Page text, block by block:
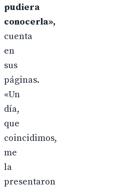
pudiera
conocerla»,
cuenta
en
sus
páginas.
«Un
día,
que
coincidimos,
me
la
presentaron